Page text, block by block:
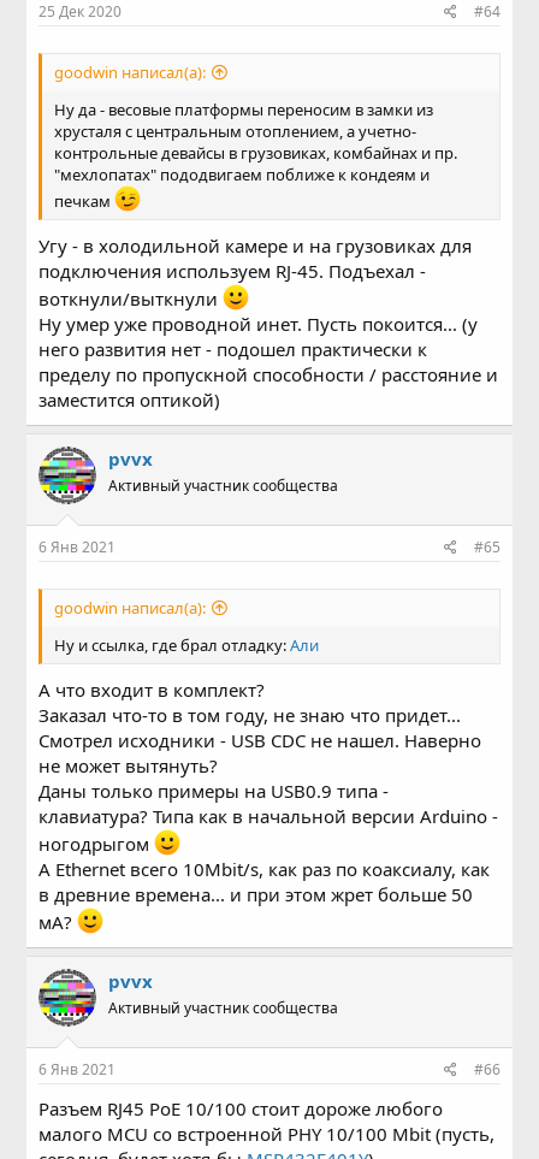
25 Дек 2020 #64
goodwin написал(а):
Ну да - весовые платформы переносим в замки из
хрусталя с центральным отоплением, а учетно-
контрольные девайсы в грузовиках, комбайнах и пр.
"мехлопатах" пододвигаем поближе к кондеям и
печкам
Угу - в холодильной камере и на грузовиках для
подключения используем RJ-45. Подъехал -
воткнули/выткнули
Ну умер уже проводной инет. Пусть покоится... (у
него развития нет - подошел практически к
пределу по пропускной способности / расстояние и
заместится оптикой)
pvvx
Активный участник сообщества
6 Янв 2021 #65
goodwin написал(а):
Ну и ссылка, где брал отладку:Али
А что входит в комплект?
Заказал что-то в том году, не знаю что придет...
Смотрел исходники - USB CDC не нашел. Наверно
не может вытянуть?
Даны только примеры на USB0.9 типа -
клавиатура? Типа как в начальной версии Arduino -
ногодрыгом
А Ethernet всего 10Mbit/s, как раз по коаксиалу, как
в древние времена... и при этом жрет больше 50
мА?
pvvx
Активный участник сообщества
6 Янв 2021 #66
Разъем RJ45 PoE 10/100 стоит дороже любого
малого MCU со встроенной PHY 10/100 Mbit (пусть,